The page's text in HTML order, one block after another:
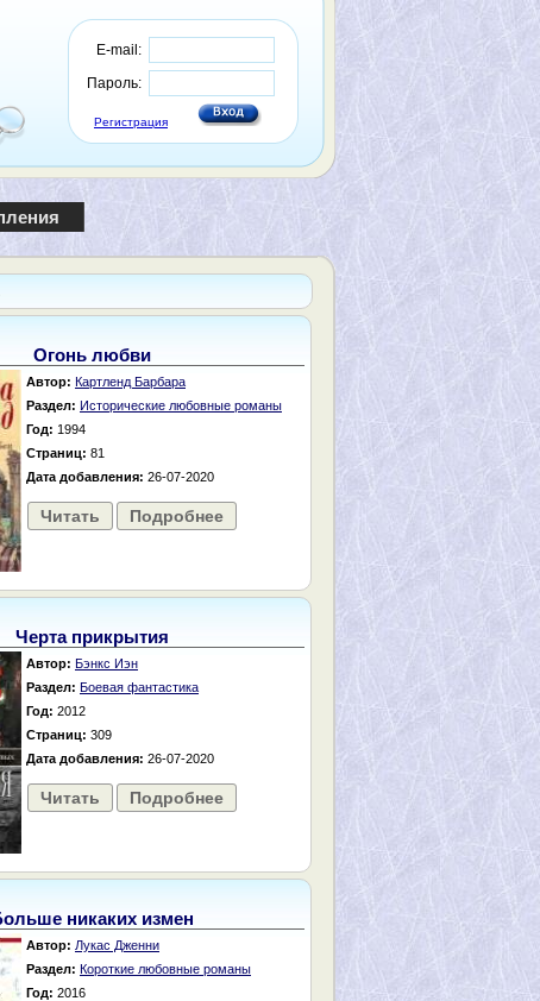
E-mail:
Пароль:
Регистрация
Огонь любви
Автор: Картленд Барбара
Раздел: Исторические любовные романы
Год: 1994
Страниц: 81
Дата добавления: 26-07-2020
Читать Подробнее
Черта прикрытия
Автор: Бэнкс Иэн
Раздел: Боевая фантастика
Год: 2012
Страниц: 309
Дата добавления: 26-07-2020
Читать Подробнее
никаких измен
Автор: Лукас Дженни
Раздел: Короткие любовные романы
Год: 2016